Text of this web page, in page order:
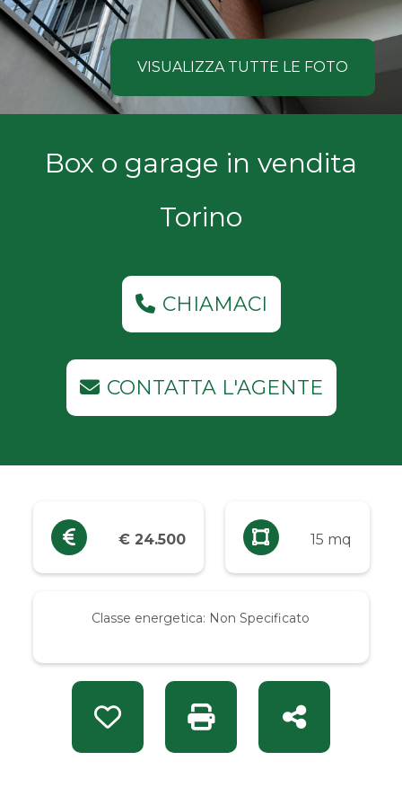
VISUALIZZA TUTTE LE FOTO
Box o garage in vendita
Torino
CHIAMACI
CONTATTA L'AGENTE
€ 24.500 15 mq
Classe energetica: Non Specificato
Preferiti: Rif. VER 9241Stampa: Rif. VER 9241
Condividi
COSA
CERCANO
NOSTRI
Comune
Tipologia
Industriali
Prezzo
Qualsiasi
Fino a € 5.000
Da € 5.000 a € 10.000
Da € 10.000 a € 20.000